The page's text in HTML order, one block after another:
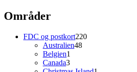
Områder
FDC og postkort220220
Australien4848
Belgien1
Canada33